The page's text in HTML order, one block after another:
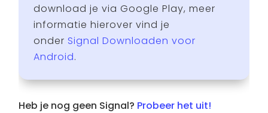
download je via Google Play, meer
informatie hierover vind je
onder Signal Downloaden voor
Android.
Heb je nog geen Signal? Probeer het uit!